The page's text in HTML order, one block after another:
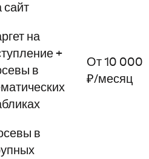
сайт
на
+
в
От 10 000
₽/месяц
в